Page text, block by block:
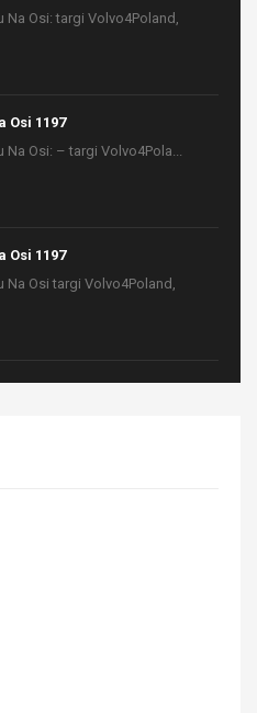
Na Osi: targi Volvo4Poland,
Osi 1197
Na Osi: – targi Volvo4Pola...
Osi 1197
Na Osi targi Volvo4Poland,